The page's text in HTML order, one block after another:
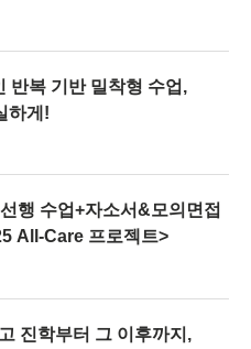
밀착형 수업,
하게!
행 수업+자소서&모의면접
All-Care 프로젝트>
진학부터 그 이후까지,